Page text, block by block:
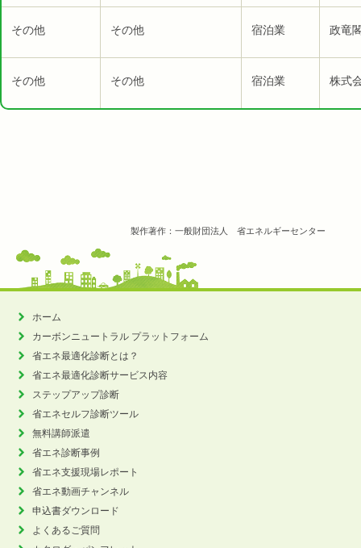
その他 その他 宿泊業 政竜
その他 その他 宿泊業 株式
製作著作：一般財団法人 省エネルギーセンター
ホーム
カーボンニュートラル プラットフォーム
省エネ最適化診断とは？
省エネ最適化診断サービス内容
ステップアップ診断
省エネセルフ診断ツール
無料講師派遣
省エネ診断事例
省エネ支援現場レポート
省エネ動画チャンネル
申込書ダウンロード
よくあるご質問